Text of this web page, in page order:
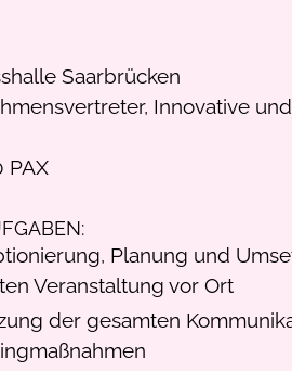
Saarbrücken
Innovative
PAX
Planung und
Veranstaltung vor Ort
der gesamten